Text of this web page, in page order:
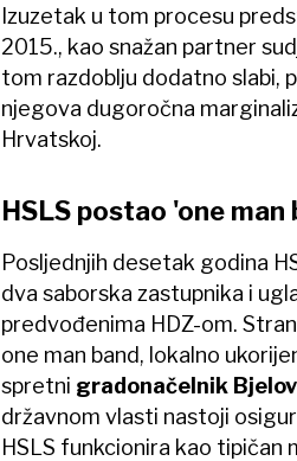
Izuzetak u tom procesu
2015., kao snažan partner
tom razdoblju dodatno slabi,
njegova dugoročna
Hrvatskoj.
HSLS postao 'one man
Posljednjih desetak godina
dva saborska zastupnika i
predvođenima HDZ-om.
one man band, lokalno
spretni gradonačelnik
državnom vlasti nastoji
HSLS funkcionira kao tipičan